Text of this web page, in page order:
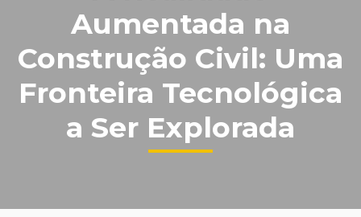
Aumentada na
Construção Civil: Uma
Fronteira Tecnológica
a Ser Explorada